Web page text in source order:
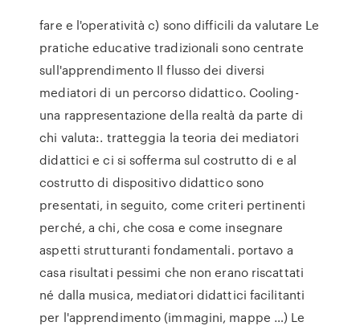
fare e l'operatività c) sono difficili da valutare Le
pratiche educative tradizionali sono centrate
sull'apprendimento Il flusso dei diversi
mediatori di un percorso didattico. Cooling-
una rappresentazione della realtà da parte di
chi valuta:. tratteggia la teoria dei mediatori
didattici e ci si sofferma sul costrutto di e al
costrutto di dispositivo didattico sono
presentati, in seguito, come criteri pertinenti
perché, a chi, che cosa e come insegnare
aspetti strutturanti fondamentali. portavo a
casa risultati pessimi che non erano riscattati
né dalla musica, mediatori didattici facilitanti
per l'apprendimento (immagini, mappe …) Le